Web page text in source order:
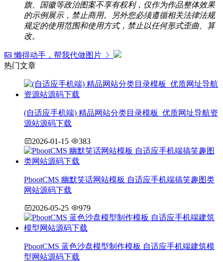
旗、国徽等政治图案不享有权利，仅作为作品整体效果
的示例展示，禁止商用。另外您必须遵循相关法律法规
规定的使用范围和使用方式，禁止以任何形式歪曲、算
改。
懒得动手，帮我代做图片
热门文章
(自适应手机端) 精品网站分类目录模板_优质网址导航资
源站源码下载
2026-01-15 383
PbootCMS 幽默笑话网站模板 自适应手机端搞笑趣图类
网站源码下载
2026-05-25 979
PbootCMS 蓝色沙盘模型制作模板 自适应手机端建筑模
型网站源码下载